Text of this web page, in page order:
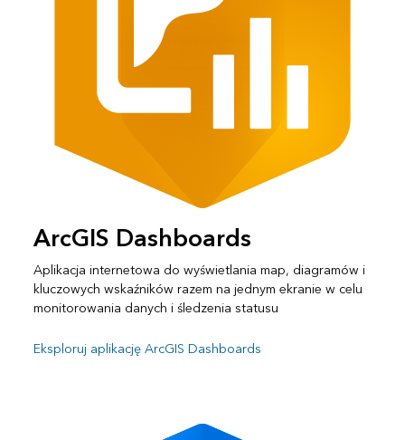
ArcGIS Dashboards
Aplikacja internetowa do wyświetlania map, diagramów i
kluczowych wskaźników razem na jednym ekranie w celu
monitorowania danych i śledzenia statusu
Eksploruj aplikację ArcGIS Dashboards